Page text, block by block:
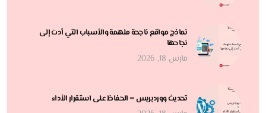
نماذج مواقع ناجحة ملهمة والأسباب التي أدت إلى
نجاحها
مارس 18, 2026
تحديث ووردبريس = الحفاظ على استقرار الأداء